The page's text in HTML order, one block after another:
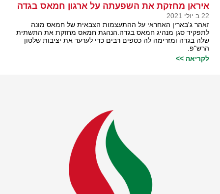
איראן מחזקת את השפעתה על ארגון חמאס בגדה
22 ב יולי 2021
זאהר ג'בארין האחראי על ההתעצמות הצבאית של חמאס מונה
לתפקיד סגן מנהיג חמאס בגדה.הנהגת חמאס מחזקת את התשתית
שלה בגדה ומזרימה לה כספים רבים כדי לערער את יציבות שלטון
הרש"פ.
לקריאה >>